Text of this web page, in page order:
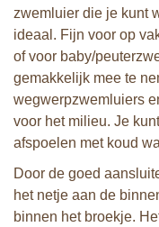
zwemluier die je kunt
ideaal. Fijn voor op
of voor baby/
gemakkelijk mee te
wegwerpzwemluiers
voor het milieu. Je
afspoelen met koud
Door de goed
het netje aan de
binnen het broekje.